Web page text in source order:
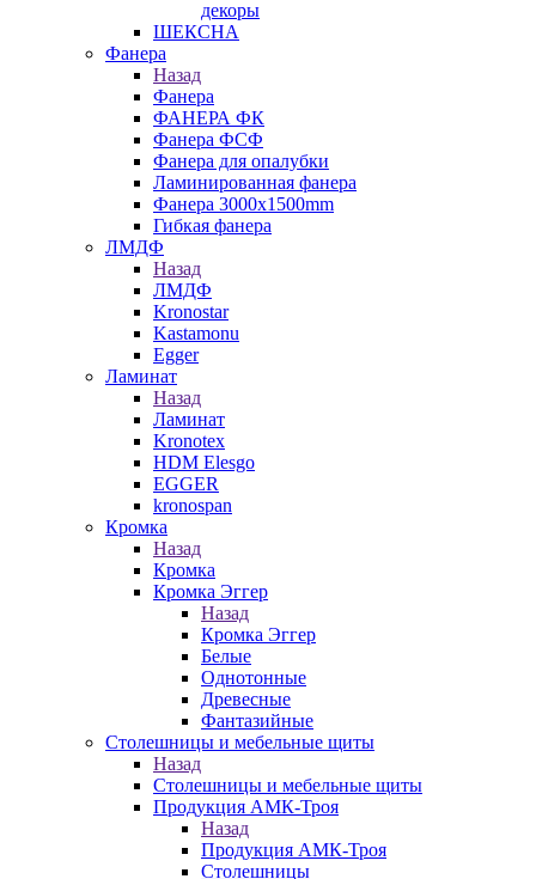
декоры
ШЕКСНА
Фанера
Назад
Фанера
ФАНЕРА ФК
Фанера ФСФ
Фанера для опалубки
Ламинированная фанера
Фанера 3000х1500mm
Гибкая фанера
ЛМДФ
Назад
ЛМДФ
Kronostar
Kastamonu
Egger
Ламинат
Назад
Ламинат
Kronotex
HDM Elesgo
EGGER
kronospan
Кромка
Назад
Кромка
Кромка Эггер
Назад
Кромка Эггер
Белые
Однотонные
Древесные
Фантазийные
Столешницы и мебельные щиты
Назад
Столешницы и мебельные щиты
Продукция АМК-Троя
Назад
Продукция АМК-Троя
Столешницы